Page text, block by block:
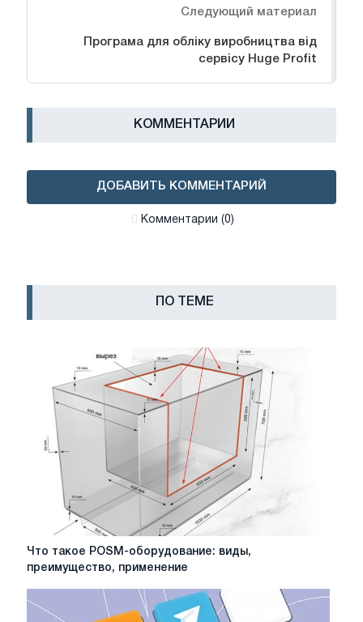
Следующий материал
Програма для обліку виробництва від
сервісу Huge Profit
КОММЕНТАРИИ
ДОБАВИТЬ КОММЕНТАРИЙ
Комментарии (0)
ПО ТЕМЕ
Что
оборудование:
виды,
Что такое POSM-оборудование: виды,
преимущество, применение